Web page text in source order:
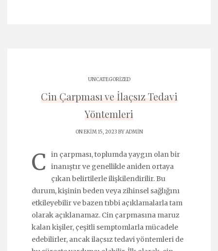
UNCATEGORIZED
Cin Çarpması ve İlaçsız Tedavi
Yöntemleri
ON EKIM 15, 2023 BYADMIN
C
in çarpması, toplumda yaygın olan bir
inanıştır ve genellikle aniden ortaya
çıkan belirtilerle ilişkilendirilir. Bu
durum, kişinin beden veya zihinsel sağlığını
etkileyebilir ve bazen tıbbi açıklamalarla tam
olarak açıklanamaz. Cin çarpmasına maruz
kalan kişiler, çeşitli semptomlarla mücadele
edebilirler, ancak ilaçsız tedavi yöntemleri de